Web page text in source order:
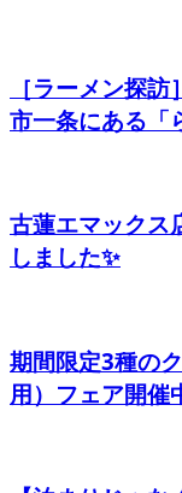
［ラーメン探
市一条にある「
古蓮エマックス
しました✨
期間限定3種の
用）フェア開催